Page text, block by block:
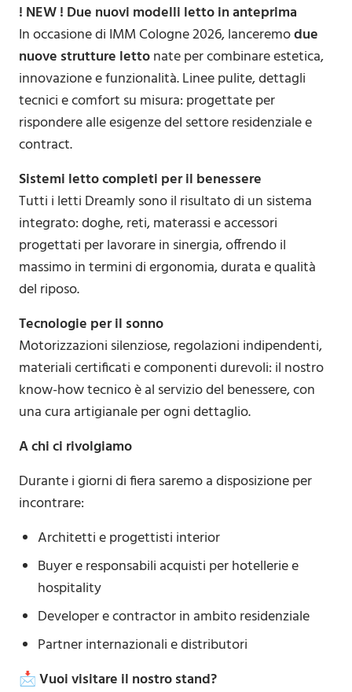
! NEW ! Due nuovi modelli letto in anteprima
In occasione di IMM Cologne 2026, lanceremodue
nuove strutture lettonate per combinare estetica,
innovazione e funzionalità. Linee pulite, dettagli
tecnici e comfort su misura: progettate per
rispondere alle esigenze del settore residenziale e
contract.
Sistemi letto completi per il benessere
Tutti i letti Dreamly sono il risultato di un sistema
integrato: doghe, reti, materassi e accessori
progettati per lavorare in sinergia, offrendo il
massimo in termini di ergonomia, durata e qualità
del riposo.
Tecnologie per il sonno
Motorizzazioni silenziose, regolazioni indipendenti,
materiali certificati e componenti durevoli: il nostro
know-how tecnico è al servizio del benessere, con
una cura artigianale per ogni dettaglio.
A chi ci rivolgiamo
Durante i giorni di fiera saremo a disposizione per
incontrare:
Architetti e progettisti interior
Buyer e responsabili acquisti per hotellerie e
hospitality
Developer e contractor in ambito residenziale
Partner internazionali e distributori
📩Vuoi visitare il nostro stand?